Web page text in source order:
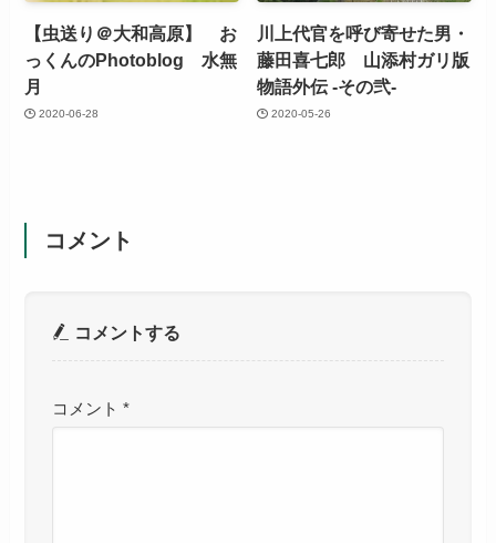
【虫送り＠大和高原】 お
っくんのPhotoblog 水無
月
2020-06-28
川上代官を呼び寄せた男・
藤田喜七郎 山添村ガリ版
物語外伝 -その弐-
2020-05-26
コメント
コメントする
コメント *